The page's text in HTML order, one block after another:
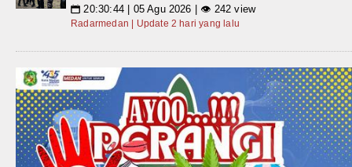
📅 20:30:44 | 05 Agu 2026 | 👁 242 view
Radarmedan | Update 2 hari yang lalu